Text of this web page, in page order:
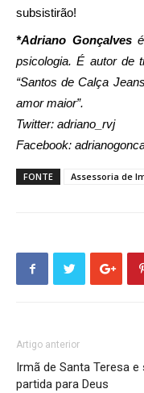
subsistirão!
*Adriano Gonçalvesé
psicologia. É autor de
“Santos de Calça
amor maior”.
Twitter: adriano_rvj
Facebook:
FONTE Assessoria de
Artigo anterior
Irmã de Santa Teresa e
partida para Deus